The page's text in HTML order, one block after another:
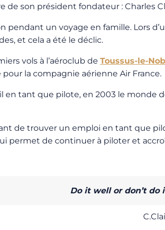
de son président fondateur : Charles
pendant un voyage en famille. Lors
et cela a été le déclic.
vols à l’aéroclub de Toussus-le-
la compagnie aérienne Air France.
tant que pilote, en 2003 le monde
de trouver un emploi en tant que
permet de continuer à piloter et
Do it well or don’t do